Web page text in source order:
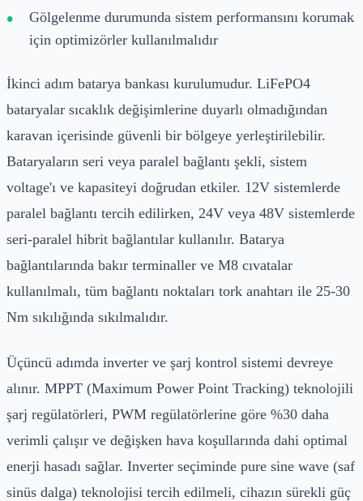
Gölgelenme durumunda sistem performansını korumak
için optimizörler kullanılmalıdır
İkinci adım batarya bankası kurulumudur. LiFePO4
bataryalar sıcaklık değişimlerine duyarlı olmadığından
karavan içerisinde güvenli bir bölgeye yerleştirilebilir.
Bataryaların seri veya paralel bağlantı şekli, sistem
voltage'ı ve kapasiteyi doğrudan etkiler. 12V sistemlerde
paralel bağlantı tercih edilirken, 24V veya 48V sistemlerde
seri-paralel hibrit bağlantılar kullanılır. Batarya
bağlantılarında bakır terminaller ve M8 cıvatalar
kullanılmalı, tüm bağlantı noktaları tork anahtarı ile 25-30
Nm sıkılığında sıkılmalıdır.
Üçüncü adımda inverter ve şarj kontrol sistemi devreye
alınır. MPPT (Maximum Power Point Tracking) teknolojili
şarj regülatörleri, PWM regülatörlerine göre %30 daha
verimli çalışır ve değişken hava koşullarında dahi optimal
enerji hasadı sağlar. Inverter seçiminde pure sine wave (saf
sinüs dalga) teknolojisi tercih edilmeli, cihazın sürekli güç